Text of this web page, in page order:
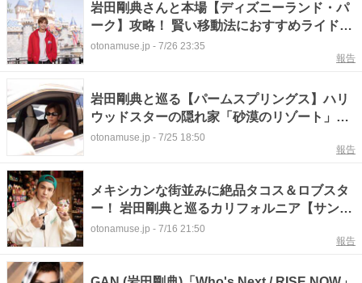
岩田剛典さんと本場【ディズニーランド・パ
ーク】攻略！ 賢い移動法におすすめライド＆
グルメ8選
otonamuse.jp - 7/26 23:35
報告
岩田剛典と巡る【パームスプリングス】ハリ
ウッドスターの隠れ家「砂漠のリゾート」最
旬アドレス
otonamuse.jp - 7/25 18:50
報告
メキシカンな街並みに絶品タコス＆ロブスタ
ー！ 岩田剛典と巡るカリフォルニア【サンデ
ィエゴ】
otonamuse.jp - 7/16 21:50
報告